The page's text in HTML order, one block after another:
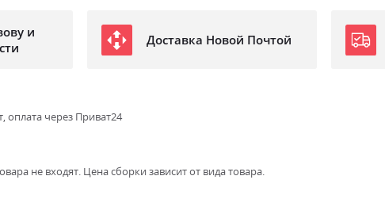
и
Доставка Новой Почтой
оплата через Приват24
не входят. Цена сборки зависит от вида товара.